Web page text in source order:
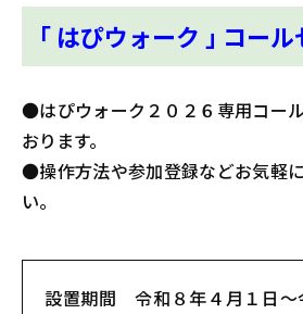
｢ はぴウォーク ｣ コー
●はぴウォーク２０２６専用コー
おります。
●操作方法や参加登録などお気軽
い。
設置期間 令和８年４月１日～